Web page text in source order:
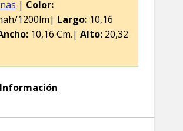
| Color:
1200lm| Largo: 10,16
10,16 Cm.| Alto: 20,32